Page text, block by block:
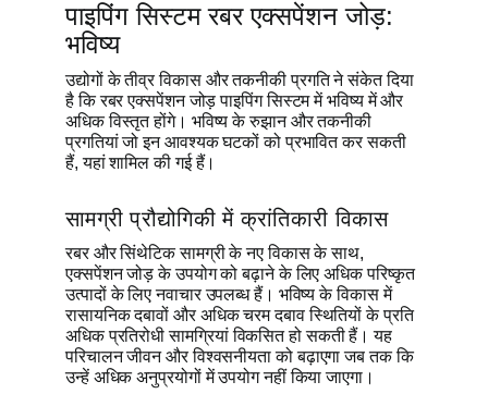
पाइपिंग सिस्टम रबर एक्सपेंशन जोड़:
भविष्य
उद्योगों के तीव्र विकास और तकनीकी प्रगति ने संकेत दिया
है कि रबर एक्सपेंशन जोड़ पाइपिंग सिस्टम में भविष्य में और
अधिक विस्तृत होंगे। भविष्य के रुझान और तकनीकी
प्रगतियां जो इन आवश्यक घटकों को प्रभावित कर सकती
हैं, यहां शामिल की गई हैं।
सामग्री प्रौद्योगिकी में क्रांतिकारी विकास
रबर और सिंथेटिक सामग्री के नए विकास के साथ,
एक्सपेंशन जोड़ के उपयोग को बढ़ाने के लिए अधिक परिष्कृत
उत्पादों के लिए नवाचार उपलब्ध हैं। भविष्य के विकास में
रासायनिक दबावों और अधिक चरम दबाव स्थितियों के प्रति
अधिक प्रतिरोधी सामग्रियां विकसित हो सकती हैं। यह
परिचालन जीवन और विश्वसनीयता को बढ़ाएगा जब तक कि
उन्हें अधिक अनुप्रयोगों में उपयोग नहीं किया जाएगा।